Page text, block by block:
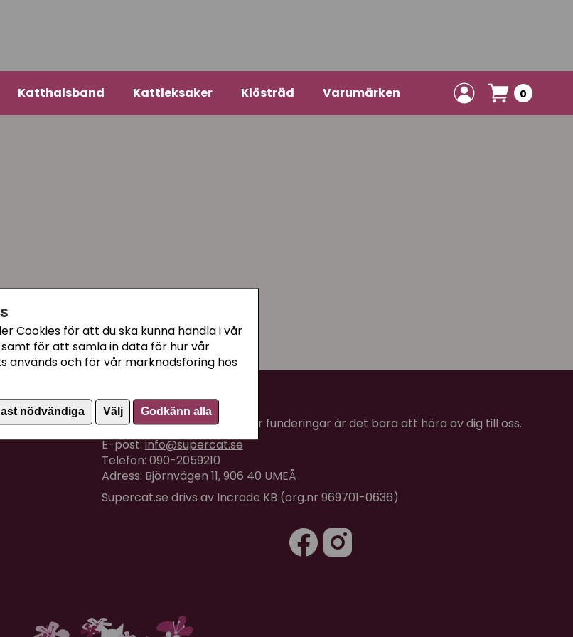
Cookies för att du ska kunna handla i vår
för att samla in data för hur vår
används och för vår marknadsföring hos
nödvändiga Välj Godkänn alla
Katthalsband Kattleksaker Klösträd Varumärken 0
Kundtjänst
Om du har några frågor eller funderingar är det bara att höra av dig till oss.
E-post:info@supercat.se
Telefon: 090-2059210
Adress: Björnvägen 11, 906 40 UMEÅ
Supercat.se drivs av Incrade KB (org.nr 969701-0636)